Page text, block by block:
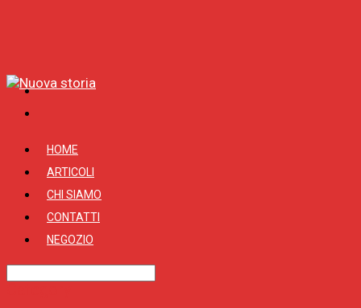
HOME
ARTICOLI
CHI SIAMO
CONTATTI
NEGOZIO